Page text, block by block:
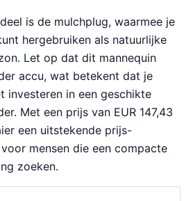
is de mulchplug, waarmee je
hergebruiken als natuurlijke
Let op dat dit mannequin
accu, wat betekent dat je
investeren in een geschikte
Met een prijs van EUR 147,43
een uitstekende prijs-
mensen die een compacte
zoeken.